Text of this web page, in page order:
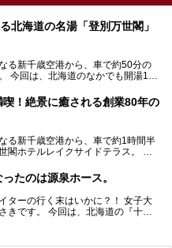
北海道の名湯「登別万世閣」
る新千歳空港から、車で約50分の
！絶景に癒される創業80年の
る新千歳空港から、車で約1時間半
ホテルレイクサイドテラス。 今
たのは源泉ホース。
の行く末はいかに？！ 女子大
きです。 今回は、北海道の『十勝